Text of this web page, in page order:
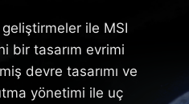
ile MSI
bir tasarım evrimi
devre tasarımı ve
yönetimi ile uç